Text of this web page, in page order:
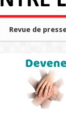
Revue de